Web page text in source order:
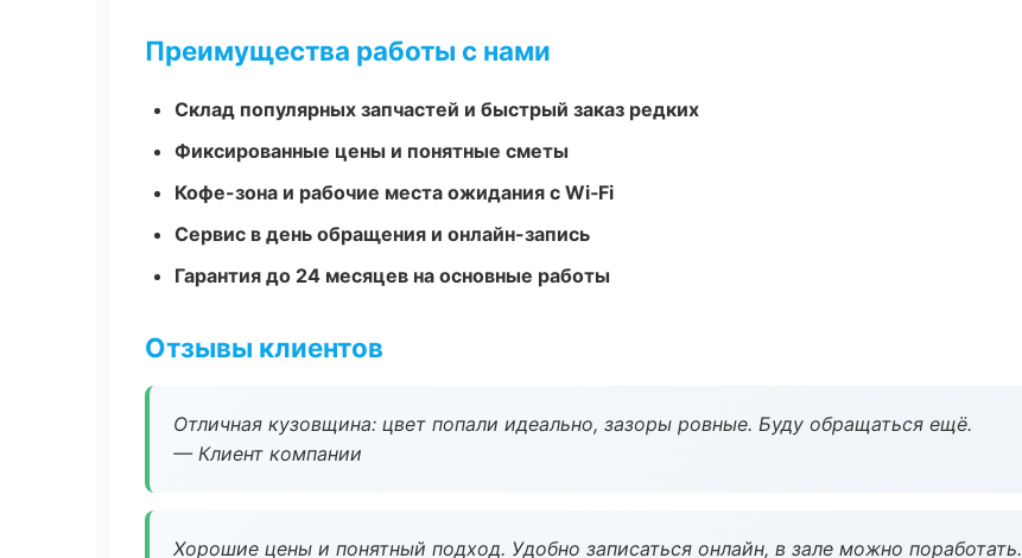
Преимущества работы с нами
Склад популярных запчастей и быстрый заказ редких
Фиксированные цены и понятные сметы
Кофе-зона и рабочие места ожидания с Wi‑Fi
Сервис в день обращения и онлайн-запись
Гарантия до 24 месяцев на основные работы
Отзывы клиентов
Отличная кузовщина: цвет попали идеально, зазоры ровные. Буду обращаться ещё.
— Клиент компании
Хорошие цены и понятный подход. Удобно записаться онлайн, в зале можно поработать.